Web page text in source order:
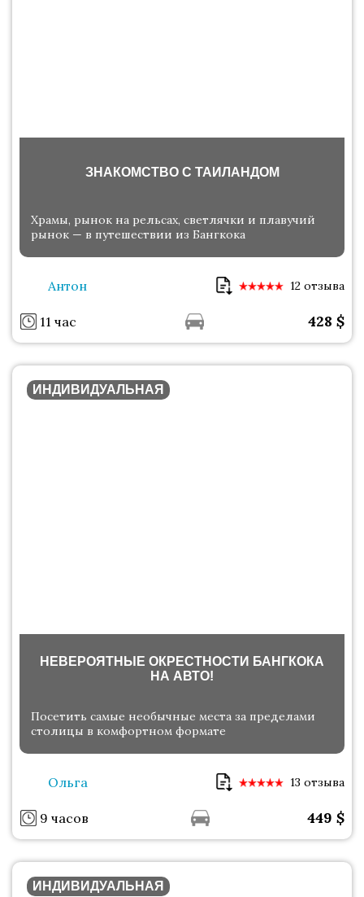
ЗНАКОМСТВО С ТАИЛАНДОМ
Храмы, рынок на рельсах, светлячки и плавучий
рынок — в путешествии из Бангкока
Антон 12 отзыва
11 час 428 $
ИНДИВИДУАЛЬНАЯ
НЕВЕРОЯТНЫЕ ОКРЕСТНОСТИ БАНГКОКА
НА АВТО!
Посетить самые необычные места за пределами
столицы в комфортном формате
Ольга 13 отзыва
9 часов 449 $
ИНДИВИДУАЛЬНАЯ